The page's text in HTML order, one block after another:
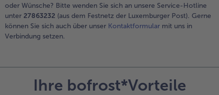
- 5 € beim Kauf von 7 Schlemmermenüs nach Wahl
oder Wünsche? Bitte wenden Sie sich an unsere Service-Hotline
unter 27863232 (aus dem Festnetz der Luxemburger Post). Gerne
können Sie sich auch über unser Kontaktformular mit uns in
Verbindung setzen.
Ihre bofrost*Vorteile